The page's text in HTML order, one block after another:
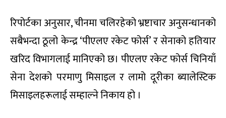
रिपोर्टका अनुसार, चीनमा चलिरहेको भ्रष्टाचार अनुसन्धानको
सबैभन्दा ठूलो केन्द्र ‘पीएलए रकेट फोर्स’ र सेनाको हतियार
खरिद विभागलाई मानिएको छ। पीएलए रकेट फोर्स चिनियाँ
सेना देशको परमाणु मिसाइल र लामो दूरीका ब्यालेस्टिक
मिसाइलहरूलाई सम्हाल्ने निकाय हो ।